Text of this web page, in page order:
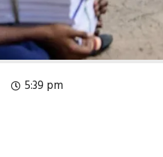
5:39 pm